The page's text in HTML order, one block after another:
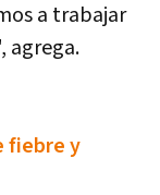
a trabajar
agrega.
fiebre y